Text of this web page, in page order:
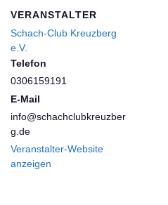
VERANSTALTER
Schach-Club Kreuzberg
e.V.
Telefon
0306159191
E-Mail
info@schachclubkreuzber
g.de
Veranstalter-Website
anzeigen